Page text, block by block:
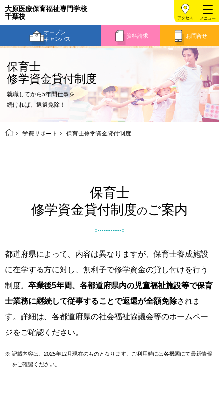
大原医療保育福祉専門学校
千葉校
オープン
キャンパス
資料請求 お問合せ
アクセス
保育士
修学資金貸付制度
就職してから5年間仕事を
続ければ、返還免除！
学費サポート 保育士修学資金貸付制度
保育士
修学資金貸付制度の ご案内
都道府県によって、内容は異なりますが、保育士養成施設
に在学する方に対し、無利子で修学資金の貸し付けを行う
制度。 卒業後5年間、各都道府県内の児童福祉施設等で保育
士業務に継続して従事することで返還が全額免除されま
す。詳細は、各都道府県の社会福祉協議会等のホームペー
ジをご確認ください。
※ 記載内容は、2025年12月現在のものとなります。ご利用時には各機関にて最新情報
をご確認ください。